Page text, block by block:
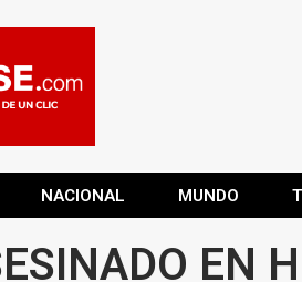
NACIONAL MUNDO
EN